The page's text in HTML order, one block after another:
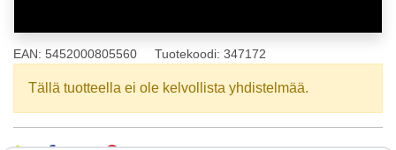
EAN: 5452000805560 Tuotekoodi: 347172
Tällä tuotteella ei ole kelvollista yhdistelmää.